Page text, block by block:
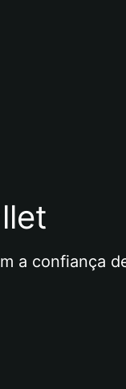
a confiança